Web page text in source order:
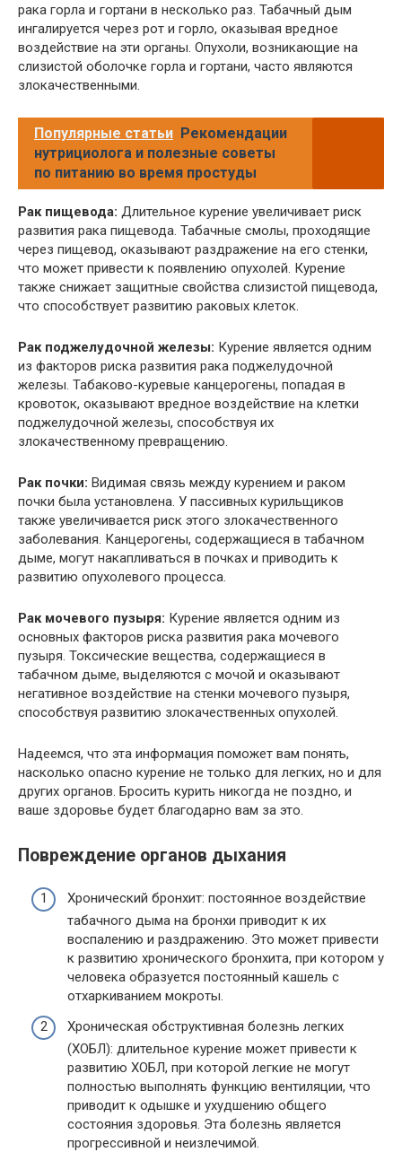
рака горла и гортани в несколько раз. Табачный дым
ингалируется через рот и горло, оказывая вредное
воздействие на эти органы. Опухоли, возникающие на
слизистой оболочке горла и гортани, часто являются
злокачественными.
Популярные статьи Рекомендации
нутрициолога и полезные советы
по питанию во время простуды
Рак пищевода: Длительное курение увеличивает риск
развития рака пищевода. Табачные смолы, проходящие
через пищевод, оказывают раздражение на его стенки,
что может привести к появлению опухолей. Курение
также снижает защитные свойства слизистой пищевода,
что способствует развитию раковых клеток.
Рак поджелудочной железы: Курение является одним
из факторов риска развития рака поджелудочной
железы. Табаково-куревые канцерогены, попадая в
кровоток, оказывают вредное воздействие на клетки
поджелудочной железы, способствуя их
злокачественному превращению.
Рак почки: Видимая связь между курением и раком
почки была установлена. У пассивных курильщиков
также увеличивается риск этого злокачественного
заболевания. Канцерогены, содержащиеся в табачном
дыме, могут накапливаться в почках и приводить к
развитию опухолевого процесса.
Рак мочевого пузыря: Курение является одним из
основных факторов риска развития рака мочевого
пузыря. Токсические вещества, содержащиеся в
табачном дыме, выделяются с мочой и оказывают
негативное воздействие на стенки мочевого пузыря,
способствуя развитию злокачественных опухолей.
Надеемся, что эта информация поможет вам понять,
насколько опасно курение не только для легких, но и для
других органов. Бросить курить никогда не поздно, и
ваше здоровье будет благодарно вам за это.
Повреждение органов дыхания
Хронический бронхит: постоянное воздействие
табачного дыма на бронхи приводит к их
воспалению и раздражению. Это может привести
к развитию хронического бронхита, при котором у
человека образуется постоянный кашель с
отхаркиванием мокроты.
Хроническая обструктивная болезнь легких
(ХОБЛ): длительное курение может привести к
развитию ХОБЛ, при которой легкие не могут
полностью выполнять функцию вентиляции, что
приводит к одышке и ухудшению общего
состояния здоровья. Эта болезнь является
прогрессивной и неизлечимой.